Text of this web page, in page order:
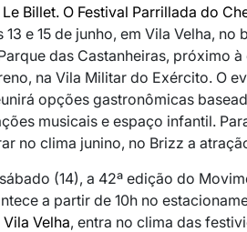
Le Billet. O Festival Parrillada do
13 e 15 de junho, em Vila Velha,
das Castanheiras, próximo
na Vila Militar do Exército. O
opções gastronômicas
musicais e espaço infantil.
no clima junino, no Brizz a
(14), a 42ª edição do
a partir de 10h no
Vila Velha, entra no clima das